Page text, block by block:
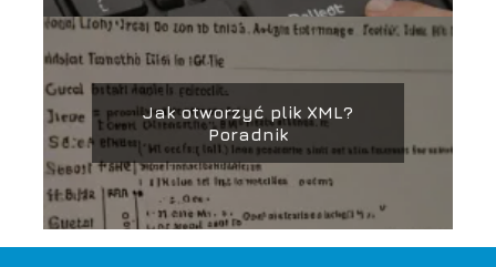
Jak otworzyć plik XML?
Poradnik